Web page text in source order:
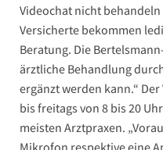
Videochat nicht
Versicherte bekommen
Beratung. Die
ärztliche Behandlung
ergänzt werden kann.“
bis freitags von 8 bis 20
meisten Arztpraxen.